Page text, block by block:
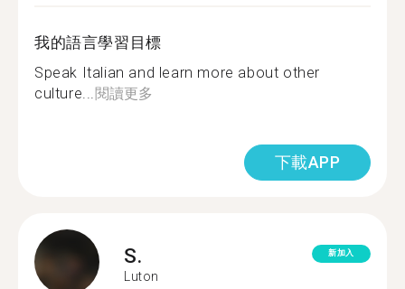
我的語言學習目標
Speak Italian and learn more about other
culture...閱讀更多
下載APP
S.
Luton
新加入